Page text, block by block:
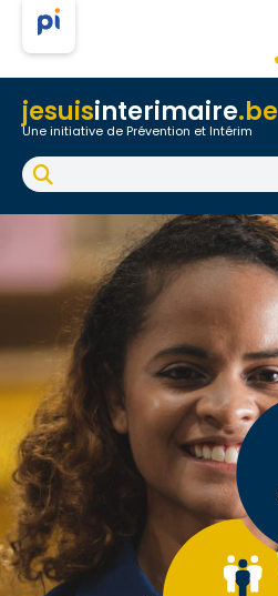
jesuisinterimaire.be
Une initiative de Prévention et Intérim
Accueil
Fiche de poste de travail
Accident du travail